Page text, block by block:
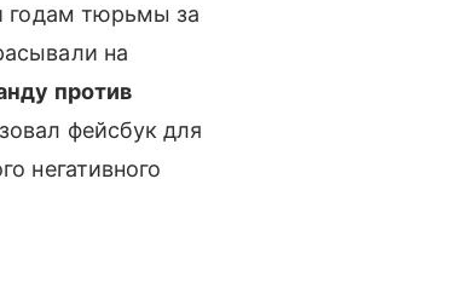
годам тюрьмы за
на
против
фейсбук для
негативного